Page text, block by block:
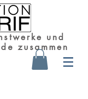
und
zusammen